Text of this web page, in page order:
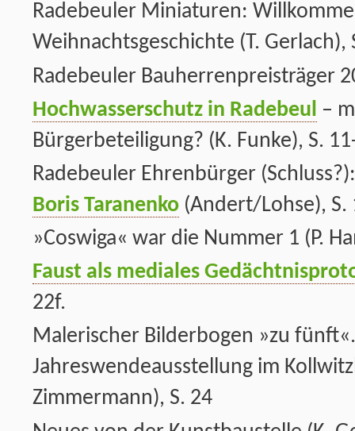
Radebeuler Miniaturen:
Weihnachtsgeschichte (T. Gerlach),
Radebeuler Bauherrenpreisträger
Hochwasserschutz in Radebeul –
Bürgerbeteiligung? (K. Funke), S.
Radebeuler Ehrenbürger
Boris Taranenko (Andert/Lohse), S.
»Coswiga« war die Nummer 1 (P.
Faust als mediales
22f.
Malerischer Bilderbogen »zu fünft«.
Jahreswendeausstellung im
Zimmermann), S. 24